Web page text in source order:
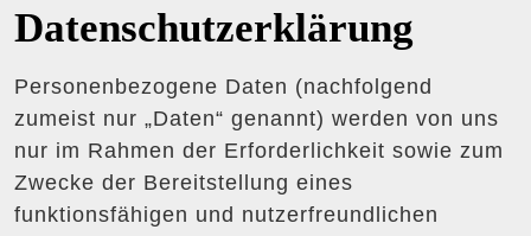
Datenschutzerklärung
Personenbezogene Daten (nachfolgend
zumeist nur „Daten“ genannt) werden von uns
nur im Rahmen der Erforderlichkeit sowie zum
Zwecke der Bereitstellung eines
funktionsfähigen und nutzerfreundlichen